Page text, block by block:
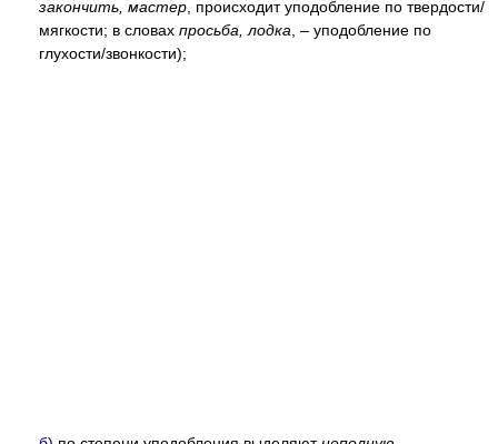
закончить, мастер , происходит уподобление по твердости/
мягкости; в словах просьба, лодка , – уподобление по
глухости/звонкости);